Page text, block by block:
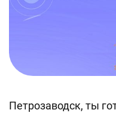
Петрозаводск, ты